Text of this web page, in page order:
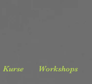
Kurse Workshops